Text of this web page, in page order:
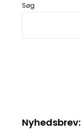
Søg
Nyhedsbrev: